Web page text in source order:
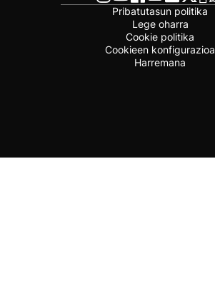
Pribatutasun politika
Lege oharra
Cookie politika
Cookieen konfigurazioa
Harremana